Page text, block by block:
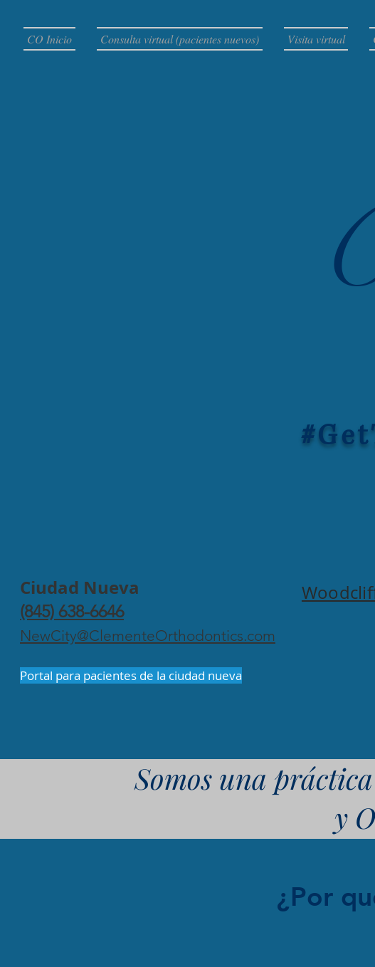
CO Inicio Consulta virtual (pacientes nuevos) Visita virtual
Ciudad Nueva
(845) 638-6646
NewCity@ClementeOrthodontics.com
Portal para pacientes de la ciudad nueva
Somos una
y
¿Por